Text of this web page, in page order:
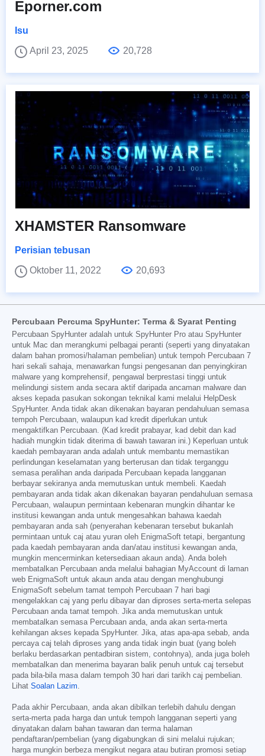
Eporner.com
Isu
April 23, 2025
20,728
XHAMSTER Ransomware
Perisian tebusan
Oktober 11, 2022
20,693
Percubaan Percuma SpyHunter: Terma & Syarat Penting
Percubaan SpyHunter adalah untuk SpyHunter Pro atau SpyHunter
untuk Mac dan merangkumi pelbagai peranti (seperti yang dinyatakan
dalam bahan promosi/halaman pembelian) untuk tempoh Percubaan 7
hari sekali sahaja, menawarkan fungsi pengesanan dan penyingkiran
malware yang komprehensif, pengawal berprestasi tinggi untuk
melindungi sistem anda secara aktif daripada ancaman malware dan
akses kepada pasukan sokongan teknikal kami melalui HelpDesk
SpyHunter. Anda tidak akan dikenakan bayaran pendahuluan semasa
tempoh Percubaan, walaupun kad kredit diperlukan untuk
mengaktifkan Percubaan. (Kad kredit prabayar, kad debit dan kad
hadiah mungkin tidak diterima di bawah tawaran ini.) Keperluan untuk
kaedah pembayaran anda adalah untuk membantu memastikan
perlindungan keselamatan yang berterusan dan tidak terganggu
semasa peralihan anda daripada Percubaan kepada langganan
berbayar sekiranya anda memutuskan untuk membeli. Kaedah
pembayaran anda tidak akan dikenakan bayaran pendahuluan semasa
Percubaan, walaupun permintaan kebenaran mungkin dihantar ke
institusi kewangan anda untuk mengesahkan bahawa kaedah
pembayaran anda sah (penyerahan kebenaran tersebut bukanlah
permintaan untuk caj atau yuran oleh EnigmaSoft tetapi, bergantung
pada kaedah pembayaran anda dan/atau institusi kewangan anda,
mungkin mencerminkan ketersediaan akaun anda). Anda boleh
membatalkan Percubaan anda melalui bahagian MyAccount di laman
web EnigmaSoft untuk akaun anda atau dengan menghubungi
EnigmaSoft sebelum tamat tempoh Percubaan 7 hari bagi
mengelakkan caj yang perlu dibayar dan diproses serta-merta selepas
Percubaan anda tamat tempoh. Jika anda memutuskan untuk
membatalkan semasa Percubaan anda, anda akan serta-merta
kehilangan akses kepada SpyHunter. Jika, atas apa-apa sebab, anda
percaya caj telah diproses yang anda tidak ingin buat (yang boleh
berlaku berdasarkan pentadbiran sistem, contohnya), anda juga boleh
membatalkan dan menerima bayaran balik penuh untuk caj tersebut
pada bila-bila masa dalam tempoh 30 hari dari tarikh caj pembelian.
Lihat Soalan Lazim.
Pada akhir Percubaan, anda akan dibilkan terlebih dahulu dengan
serta-merta pada harga dan untuk tempoh langganan seperti yang
dinyatakan dalam bahan tawaran dan terma halaman
pendaftaran/pembelian (yang digabungkan di sini melalui rujukan;
harga mungkin berbeza mengikut negara atau butiran promosi setiap